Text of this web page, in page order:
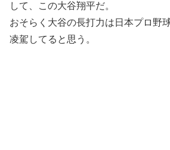
して、この大谷翔平だ。
おそらく大谷の長打力は日本プロ野
凌駕してると思う。